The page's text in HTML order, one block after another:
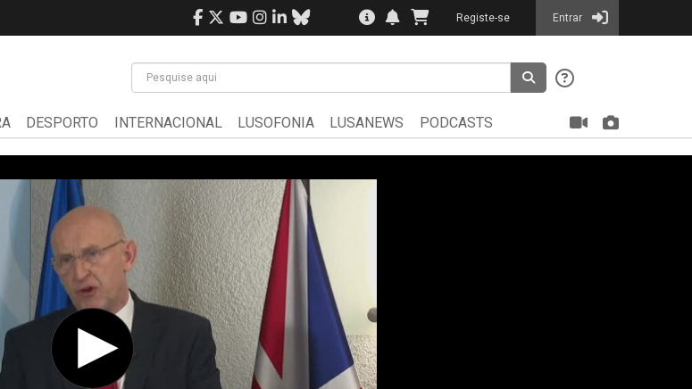
Registe-se Entrar
DESPORTO INTERNACIONAL LUSOFONIA LUSANEWS PODCASTS